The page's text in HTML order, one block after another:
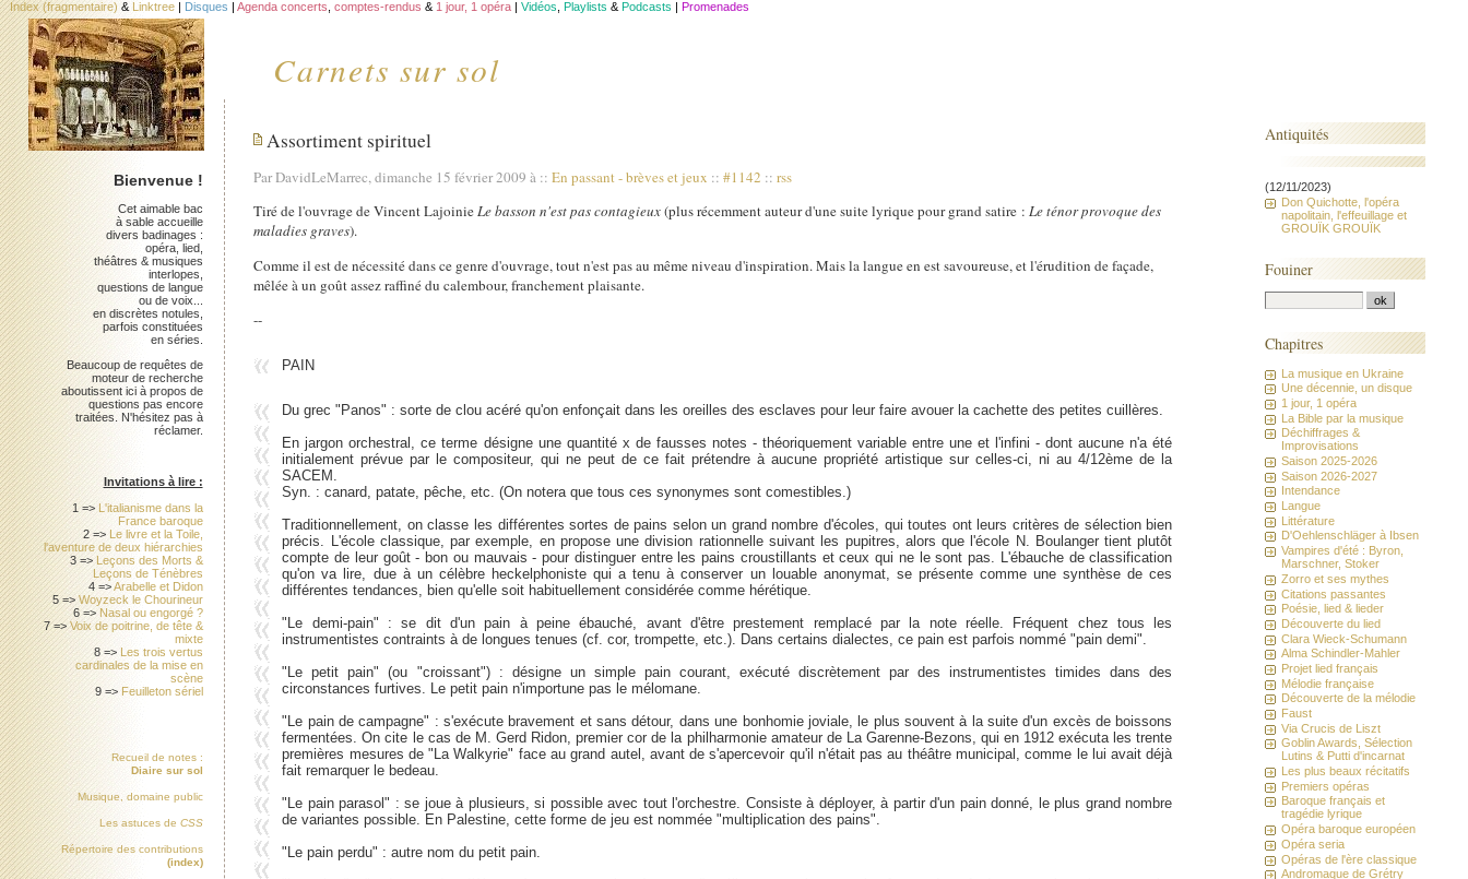
Carnets sur sol
Index (fragmentaire) & Linktree | Disques | Agenda concerts comptes-rendus & 1 jour, 1 opéra | Vidéos Playlists & Podcasts | Promenades
Assortiment spirituel
Par DavidLeMarrec, dimanche 15 février 2009 à :: En passant - brèves et jeux :: #1142 :: rss
Tiré de l'ouvrage de Vincent LajoinieLe basson n'est pas contagieux(plus récemment auteur d'une suite lyrique pour grand satire :Le ténor provoque des
maladies graves).
Comme il est de nécessité dans ce genre d'ouvrage, tout n'est pas au même niveau d'inspiration. Mais la langue en est savoureuse, et l'érudition de façade,
mêlée à un goût assez raffiné du calembour, franchement plaisante.
--
PAIN
Du grec "Panos" : sorte de clou acéré qu'on enfonçait dans les oreilles des esclaves pour leur faire avouer la cachette des petites cuillères.
En jargon orchestral, ce terme désigne une quantité x de fausses notes - théoriquement variable entre une et l'infini - dont aucune n'a été
initialement prévue par le compositeur, qui ne peut de ce fait prétendre à aucune propriété artistique sur celles-ci, ni au 4/12ème de la
SACEM.
Syn. : canard, patate, pêche, etc. (On notera que tous ces synonymes sont comestibles.)
Traditionnellement, on classe les différentes sortes de pains selon un grand nombre d'écoles, qui toutes ont leurs critères de sélection bien
précis. L'école classique, par exemple, en propose une division rationnelle suivant les pupitres, alors que l'école N. Boulanger tient plutôt
compte de leur goût - bon ou mauvais - pour distinguer entre les pains croustillants et ceux qui ne le sont pas. L'ébauche de classification
qu'on va lire, due à un célèbre heckelphoniste qui a tenu à conserver un louable anonymat, se présente comme une synthèse de ces
différentes tendances, bien qu'elle soit habituellement considérée comme hérétique.
"Le demi-pain" : se dit d'un pain à peine ébauché, avant d'être prestement remplacé par la note réelle. Fréquent chez tous les
instrumentistes contraints à de longues tenues (cf. cor, trompette, etc.). Dans certains dialectes, ce pain est parfois nommé "pain demi".
"Le petit pain" (ou "croissant") : désigne un simple pain courant, exécuté discrètement par des instrumentistes timides dans des
circonstances furtives. Le petit pain n'importune pas le mélomane.
"Le pain de campagne" : s'exécute bravement et sans détour, dans une bonhomie joviale, le plus souvent à la suite d'un excès de boissons
fermentées. On cite le cas de M. Gerd Ridon, premier cor de la philharmonie amateur de La Garenne-Bezons, qui en 1912 exécuta les trente
premières mesures de "La Walkyrie" face au grand autel, avant de s'apercevoir qu'il n'était pas au théâtre municipal, comme le lui avait déjà
fait remarquer le bedeau.
"Le pain parasol" : se joue à plusieurs, si possible avec tout l'orchestre. Consiste à déployer, à partir d'un pain donné, le plus grand nombre
de variantes possible. En Palestine, cette forme de jeu est nommée "multiplication des pains".
"Le pain perdu" : autre nom du petit pain.
Bienvenue !
Cet aimable bac
à sable accueille
divers badinages :
opéra, lied,
théâtres & musiques
interlopes,
questions de langue
ou de voix...
en discrètes notules,
parfois constituées
en séries.
Beaucoup de requêtes de
moteur de recherche
aboutissent ici à propos de
questions pas encore
traitées. N'hésitez pas à
réclamer.
Invitations à lire :
1 => L'italianisme dans la
France baroque
2 => Le livre et la Toile,
l'aventure de deux hiérarchies
3 => Leçons des Morts &
Leçons de Ténèbres
4 =>Arabelle et Didon
5 =>Woyzeck le Chourineur
6 => Nasal ou engorgé ?
7 =>Voix de poitrine, de tête &
mixte
8 => Les trois vertus
cardinales de la mise en
scène
9 => Feuilleton sériel
Recueil de notes :
Diaire sur sol
Musique, domaine public
Les astuces de CSS
Répertoire des contributions
(index)
Antiquités
(12/11/2023)
Don Quichotte, l'opéra
napolitain, l'effeuillage et
GROUÏK GROUÏK
Fouiner
Chapitres
La musique en Ukraine
Une décennie, un disque
1 jour, 1 opéra
La Bible par la musique
Déchiffrages &
Improvisations
Saison 2025-2026
Saison 2026-2027
Intendance
Langue
Littérature
D'Oehlenschläger à Ibsen
Vampires d'été : Byron,
Marschner, Stoker
Zorro et ses mythes
Citations passantes
Poésie, lied & lieder
Découverte du lied
Clara Wieck-Schumann
Alma Schindler-Mahler
Projet lied français
Mélodie française
Découverte de la mélodie
Faust
Via Crucis de Liszt
Goblin Awards, Sélection
Lutins & Putti d'incarnat
Les plus beaux récitatifs
Premiers opéras
Baroque français et
tragédie lyrique
Opéra baroque européen
Opéra seria
Opéras de l'ère classique
Andromaque de Grétry